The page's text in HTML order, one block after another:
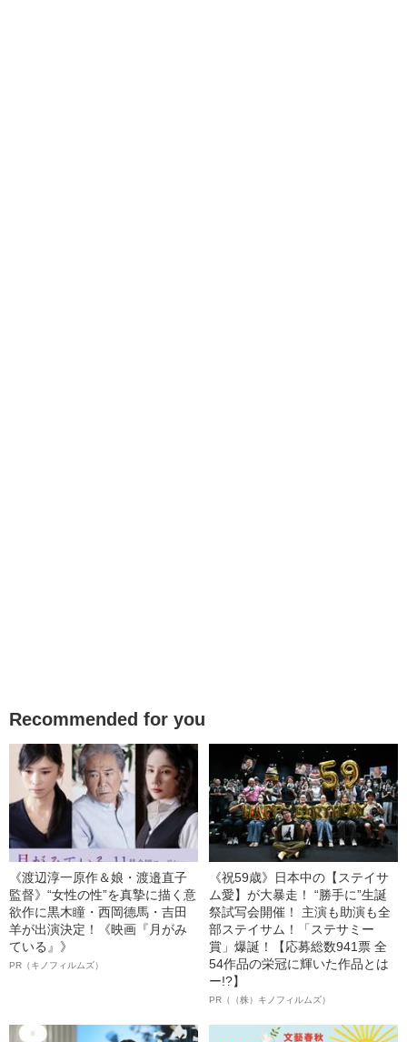
Recommended for you
《渡辺淳一原作＆娘・渡邉直子
監督》“女性の性”を真摯に描く意
欲作に黒木瞳・西岡德馬・吉田
羊が出演決定！《映画『月がみ
ている』》
PR（キノフィルムズ）
《祝59歳》日本中の【ステイサ
ム愛】が大暴走！ “勝手に”生誕
祭試写会開催！ 主演も助演も全
部ステイサム！「ステサミー
賞」爆誕！【応募総数941票 全
54作品の栄冠に輝いた作品とは
ー!?】
PR（（株）キノフィルムズ）